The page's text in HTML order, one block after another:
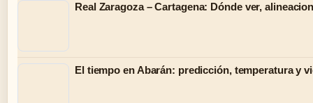
Real Zaragoza – Cartagena: Dónde ver,
El tiempo en Abarán: predicción, temperatura y